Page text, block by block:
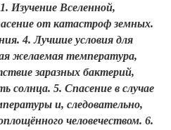
Изучение Вселенной,
от катастроф земных.
4. Лучшие условия для
желаемая температура,
заразных бактерий,
солнца. 5. Спасение в случае
и, следовательно,
человечеством. 6.